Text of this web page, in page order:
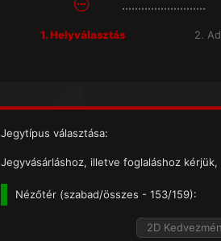
1. Helyválasztás 2.
Jegytípus választása:
Jegyvásárláshoz, illetve foglaláshoz
Nézőtér (szabad/összes - 153/159):
2D